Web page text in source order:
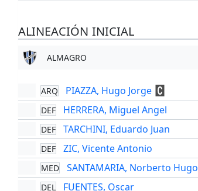
ALINEACIÓN INICIAL
ALMAGRO
ARQ PIAZZA, Hugo Jorge
DEF HERRERA, Miguel Angel
DEF TARCHINI, Eduardo Juan
DEF ZIC, Vicente Antonio
MED SANTAMARIA, Norberto Hugo
DEL FUENTES, Oscar